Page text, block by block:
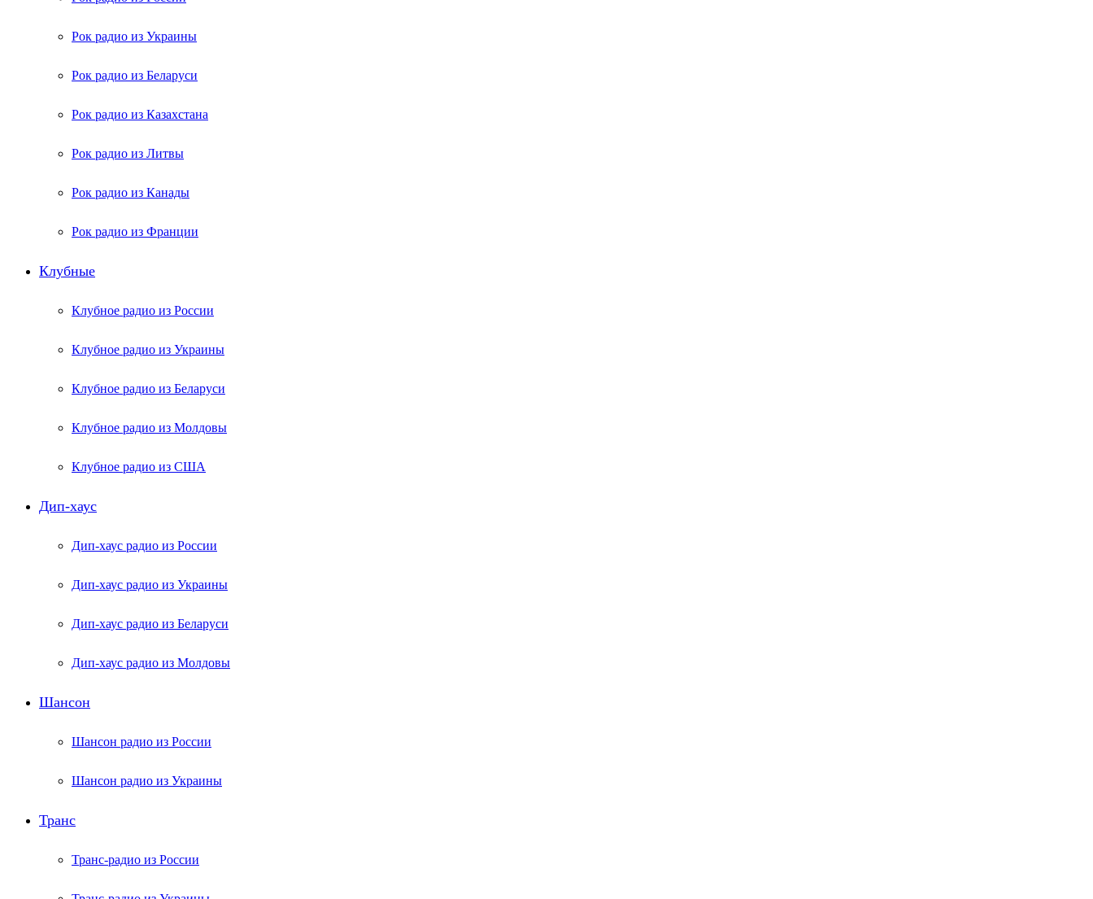
Рок радио из Украины
Рок радио из Беларуси
Рок радио из Казахстана
Рок радио из Литвы
Рок радио из Канады
Рок радио из Франции
Клубные
Клубное радио из России
Клубное радио из Украины
Клубное радио из Беларуси
Клубное радио из Молдовы
Клубное радио из США
Дип-хаус
Дип-хаус радио из России
Дип-хаус радио из Украины
Дип-хаус радио из Беларуси
Дип-хаус радио из Молдовы
Шансон
Шансон радио из России
Шансон радио из Украины
Транс
Транс-радио из России